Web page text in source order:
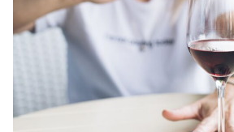
Bizness
Vieta